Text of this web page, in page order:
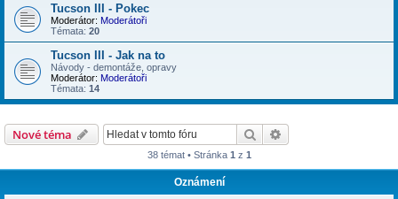
Tucson III - Pokec
Moderátor: Moderátoři
Témata: 20
Tucson III - Jak na to
Návody - demontáže, opravy
Moderátor: Moderátoři
Témata: 14
Nové téma Hledat
38 témat • Stránka 1 z 1
Oznámení